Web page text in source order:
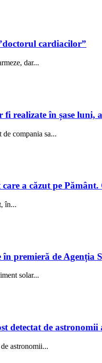
cardiacilor”
dar...
realizate în șase luni,
compania sa...
a căzut pe
în...
premieră de Agenția
solar...
detectat de
astronomii...